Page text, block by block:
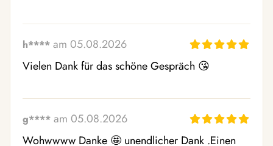
h**** am 05.08.2026
Vielen Dank für das schöne Gespräch 😘
g**** am 05.08.2026
Wohwwww Danke 🤩 unendlicher Dank .Einen